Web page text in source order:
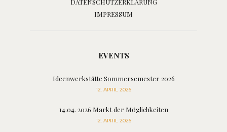
DATENSCHUTZERKLÄRUNG
IMPRESSUM
EVENTS
Ideenwerkstätte Sommersemester 2026
12. APRIL 2026
14.04. 2026 Markt der Möglichkeiten
12. APRIL 2026